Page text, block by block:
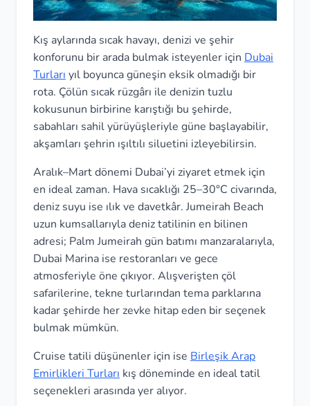
Kış aylarında sıcak havayı, denizi ve şehir
konforunu bir arada bulmak isteyenler için Dubai
Turlarıyıl boyunca güneşin eksik olmadığı bir
rota. Çölün sıcak rüzgârı ile denizin tuzlu
kokusunun birbirine karıştığı bu şehirde,
sabahları sahil yürüyüşleriyle güne başlayabilir,
akşamları şehrin ışıltılı siluetini izleyebilirsin.
Aralık–Mart dönemi Dubai’yi ziyaret etmek için
en ideal zaman. Hava sıcaklığı 25–30°C civarında,
deniz suyu ise ılık ve davetkâr. Jumeirah Beach
uzun kumsallarıyla deniz tatilinin en bilinen
adresi; Palm Jumeirah gün batımı manzaralarıyla,
Dubai Marina ise restoranları ve gece
atmosferiyle öne çıkıyor. Alışverişten çöl
safarilerine, tekne turlarından tema parklarına
kadar şehirde her zevke hitap eden bir seçenek
bulmak mümkün.
Cruise tatili düşünenler için ise Birleşik Arap
Emirlikleri Turları kış döneminde en ideal tatil
seçenekleri arasında yer alıyor.